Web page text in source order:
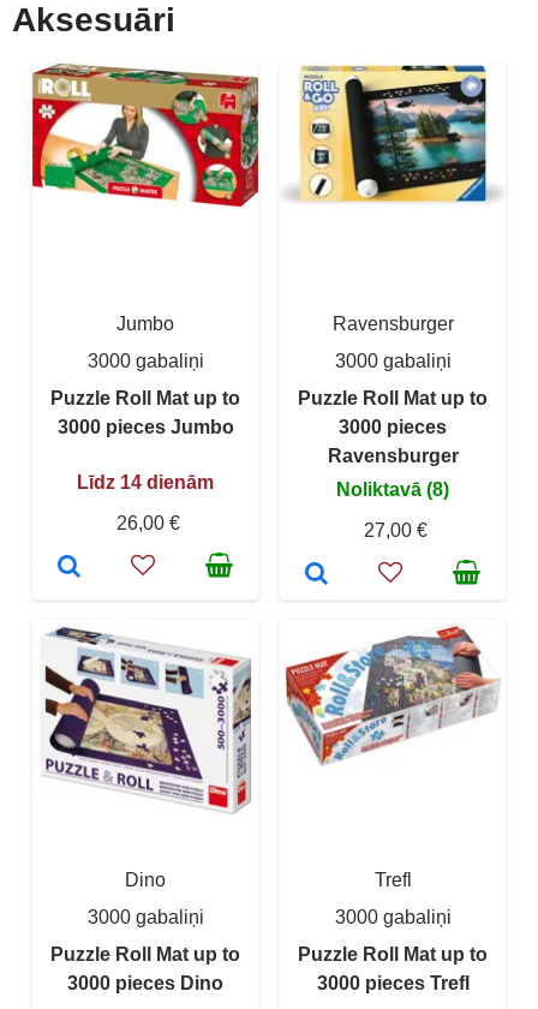
Aksesuāri
Jumbo
3000 gabaliņi
Puzzle Roll Mat up to
3000 pieces Jumbo
Līdz 14 dienām
26,00 €
Ravensburger
3000 gabaliņi
Puzzle Roll Mat up to
3000 pieces
Ravensburger
Noliktavā (8)
27,00 €
Dino
3000 gabaliņi
Puzzle Roll Mat up to
3000 pieces Dino
Trefl
3000 gabaliņi
Puzzle Roll Mat up to
3000 pieces Trefl